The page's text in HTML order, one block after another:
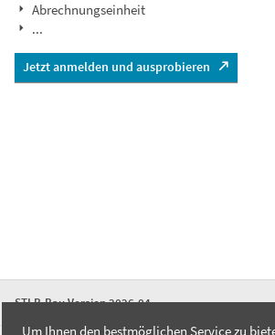
Abrechnungseinheit
...
Jetzt anmelden und ausprobieren
STLB-Bau Version 2026-04
Um Ihnen den bestmöglichen Service zu